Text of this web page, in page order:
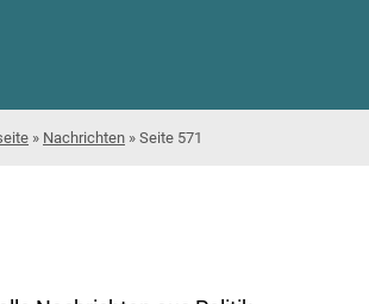
» Nachrichten » Seite 571